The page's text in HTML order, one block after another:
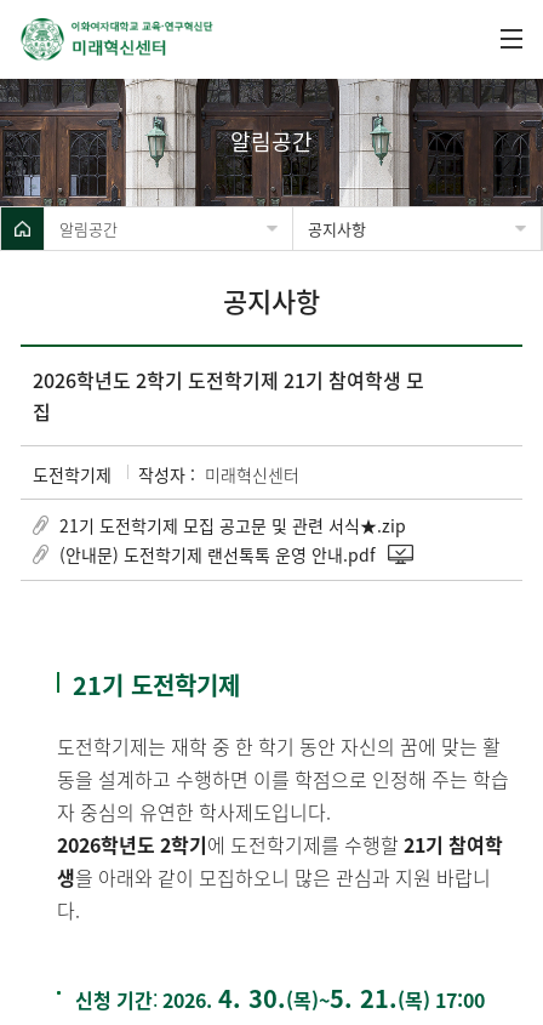
알림공간
알림공간 공지사항
공지사항
2026학년도 2학기 도전학기제 21기 참여학생 모
집
도전학기제 작성자 : 미래혁신센터
21기 도전학기제 모집 공고문 및 관련 서식★.zip
(안내문) 도전학기제 랜선톡톡 운영 안내.pdf
21기 도전학기제
도전학기제는 재학 중 한 학기 동안 자신의 꿈에 맞는 활
동을 설계하고 수행하면 이를 학점으로 인정해 주는 학습
자 중심의 유연한 학사제도입니다.
2026학년도 2학기에 도전학기제를 수행할 21기 참여학
생을 아래와 같이 모집하오니 많은 관심과 지원 바랍니
다.
신청 기간:2026. 4. 30.(목)~5. 21.(목) 17:00